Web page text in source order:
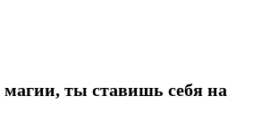
ты ставишь себя на